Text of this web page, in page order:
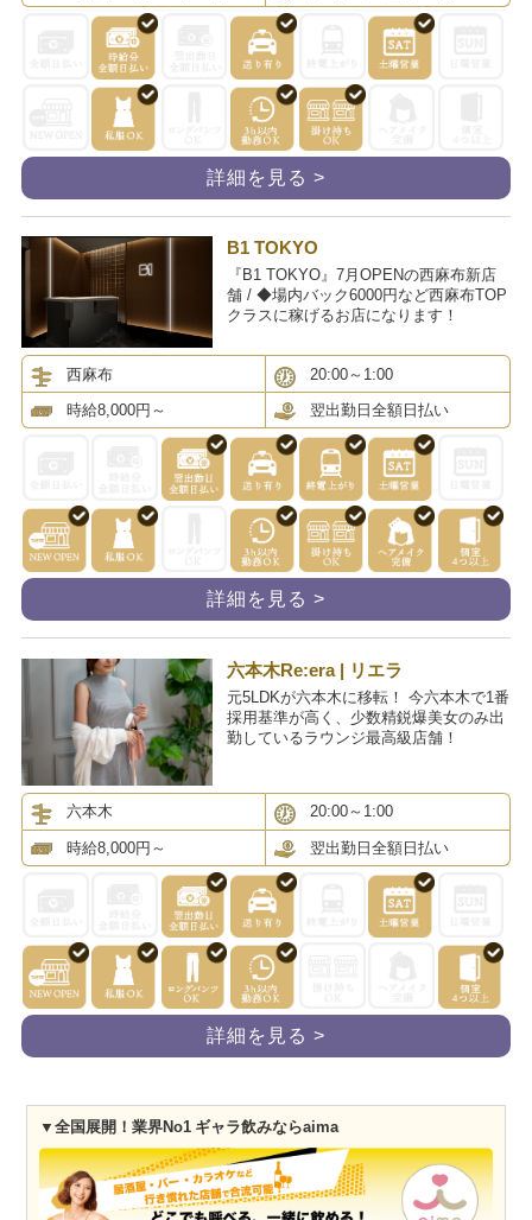
詳細を見る >
B1 TOKYO
『B1 TOKYO』7月OPENの西麻布新店
舗 / ◆場内バック6000円など西麻布TOP
クラスに稼げるお店になります！
西麻布 20:00～1:00
時給8,000円～ 翌出勤日全額日払い
詳細を見る >
六本木Re:era | リエラ
元5LDKが六本木に移転！ 今六本木で1番
採用基準が高く、少数精鋭爆美女のみ出
勤しているラウンジ最高級店舗！
六本木 20:00～1:00
時給8,000円～ 翌出勤日全額日払い
詳細を見る >
▼全国展開！業界No1 ギャラ飲みならaima